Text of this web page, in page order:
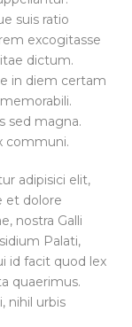
suis ratio
excogitasse
dictum.
in diem certam
sed magna.
communi.
adipisici elit,
et dolore
nostra Galli
Palati,
id facit quod lex
quaerimus.
nihil urbis